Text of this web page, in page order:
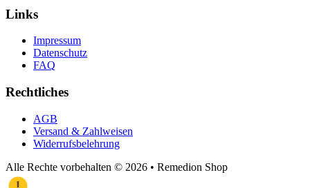
Links
Impressum
Datenschutz
FAQ
Rechtliches
AGB
Versand & Zahlweisen
Widerrufs­belehrung
Alle Rechte vorbehalten © 2026 • Remedion Shop